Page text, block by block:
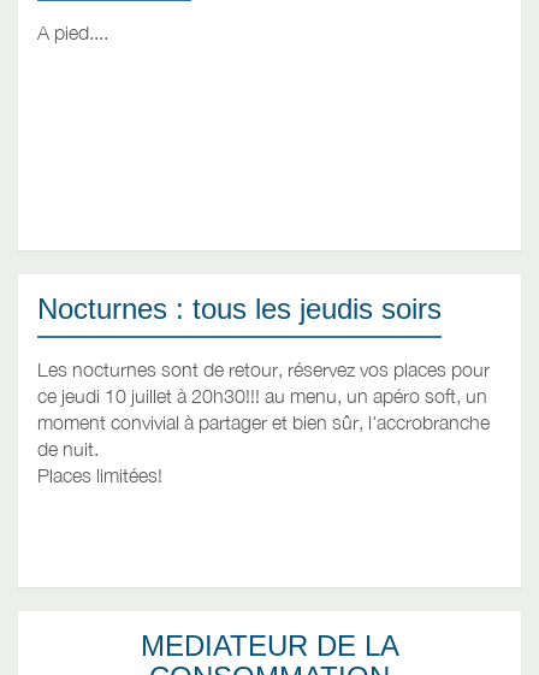
A pied....
Nocturnes : tous les jeudis soirs
Les nocturnes sont de retour, réservez vos places pour
ce jeudi 10 juillet à 20h30!!! au menu, un apéro soft, un
moment convivial à partager et bien sûr, l'accrobranche
de nuit.
Places limitées!
MEDIATEUR DE LA